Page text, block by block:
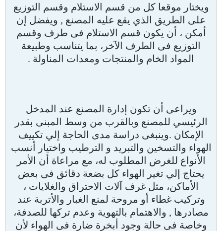
ويختار موقعا كل من قسم الاستلام وقسم التوزيع
على الطريق الذي يقع عليه المصنع , ويفضل إن
أمكن ، أن يكون قسم الاستلام فى طرف وقسم
التوزيع فى الطرف الآخر، بما يتناسب وطبيعة
المواد الخام والمنتجات ومعدات المناولة .
ويراعى أن تكون إدارة المصنع عند المدخل
الرئيسي للمصنع وبالقرب من وسط المبنى بقدر
الإمكان .وينبغى دراسة مدى الحاجة إلي تكييف
الهواء والتسخين والتبريد و الترطيب واختيار أنسب
الأنواع للغرض المطلوب له، مع مراعاة أن الأمر
يحتاج إلي تغير الهواء كل بضعة دقائق فى بعض
الأماكن، مثل غرف آلات الاحتراق والغلايات ،
وتركيب غطاء أو مروحة لمنع الغبار والأتربة عند
مصادرها , والاهتمام بالتهوية وعدم تركها للصدفة،
وخاصة فى حالة وجود أبخرة ضارة فى الهواء لأن